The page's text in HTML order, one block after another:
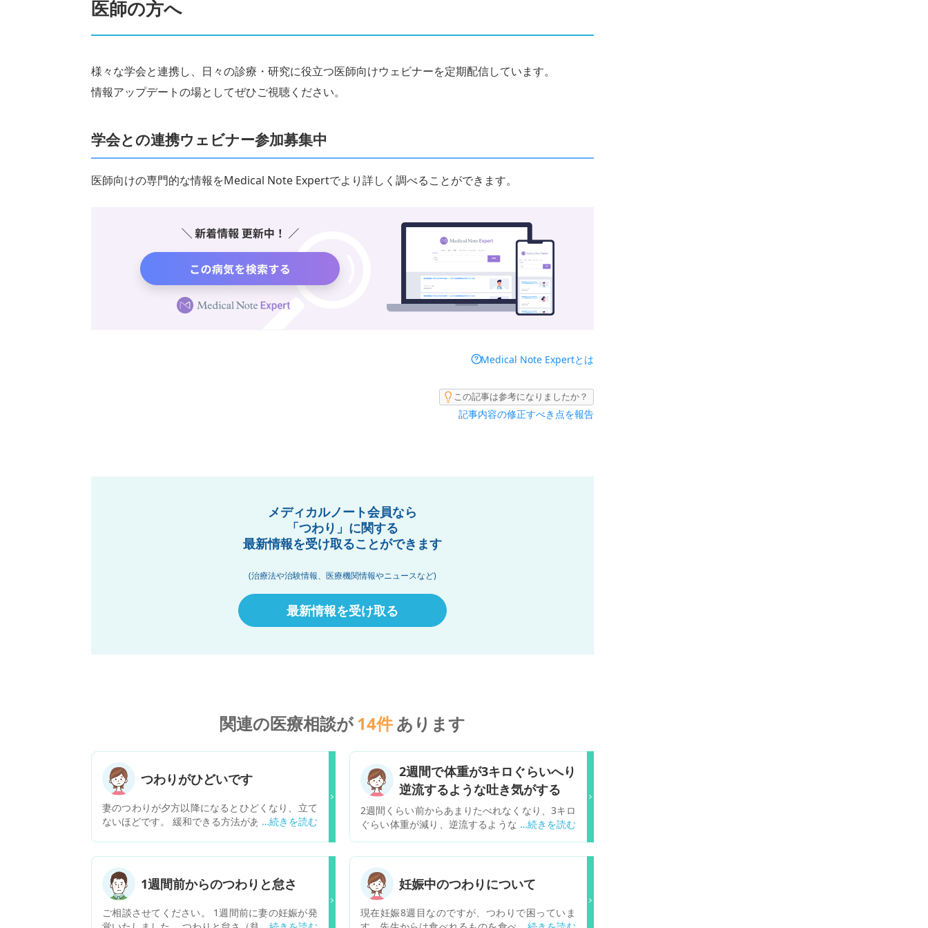
医師の方へ
様々な学会と連携し、日々の診療・研究に役立つ医師向けウェビナーを定期配信しています。
情報アップデートの場としてぜひご視聴ください。
学会との連携ウェビナー参加募集中
医師向けの専門的な情報をMedical Note Expertでより詳しく調べることができます。
Medical Note Expertとは
この記事は参考になりましたか？
記事内容の修正すべき点を報告
メディカルノート会員なら
「つわり」に関する
最新情報を受け取ることができます
(治療法や治験情報、医療機関情報やニュースなど)
最新情報を受け取る
関連の医療相談が14件あります
つわりがひどいです
妻のつわりが夕方以降になるとひどくなり、立て
ないほどです。 緩和できる方法があれば教えて欲
2週間で体重が3キロぐらいへり
逆流するような吐き気がする
2週間くらい前からあまりたべれなくなり、3キロ
ぐらい体重が減り、逆流するような吐き気がしま
なんのご飯食べたかとかすぐ思い出せなくなって
なにもかも無関心です。最近不安定ですぐ涙が出
てきたり、ばくはつしてしまったりもし、不安に
なります。何科を受診すればよいとおもいます
か？
1週間前からのつわりと怠さ
ご相談させてください。 1週間前に妻の妊娠が発
妊娠中のつわりについて
現在妊娠8週目なのですが、つわりで困っていま